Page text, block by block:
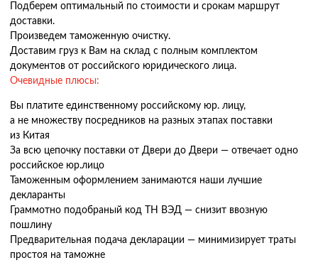
Подберем оптимальный по стоимости и срокам маршрут
доставки.
Произведем таможенную очистку.
Доставим груз к Вам на склад с полным комплектом
документов от российского юридического лица.
Очевидные плюсы:
Вы платите единственному российскому юр. лицу,
а не множеству посредников на разных этапах поставки
из Китая
За всю цепочку поставки от Двери до Двери — отвечает одно
российское юр.лицо
Таможенным оформлением занимаются наши лучшие
декларанты
Граммотно подобраный код ТН ВЭД — снизит ввозную
пошлину
Предварительная подача декларации — минимизирует траты
простоя на таможне